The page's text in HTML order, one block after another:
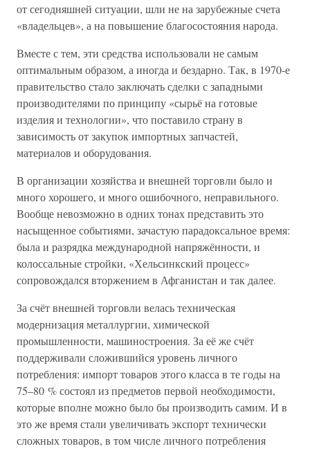
от сегодняшней ситуации, шли не на зарубежные счета
«владельцев», а на повышение благосостояния народа.
Вместе с тем, эти средства использовали не самым
оптимальным образом, а иногда и бездарно. Так, в 1970-е
правительство стало заключать сделки с западными
производителями по принципу «сырьё на готовые
изделия и технологии», что поставило страну в
зависимость от закупок импортных запчастей,
материалов и оборудования.
В организации хозяйства и внешней торговли было и
много хорошего, и много ошибочного, неправильного.
Вообще невозможно в одних тонах представить это
насыщенное событиями, зачастую парадоксальное время:
была и разрядка международной напряжённости, и
колоссальные стройки, «Хельсинкский процесс»
сопровождался вторжением в Афганистан и так далее.
За счёт внешней торговли велась техническая
модернизация металлургии, химической
промышленности, машиностроения. За её же счёт
поддерживали сложившийся уровень личного
потребления: импорт товаров этого класса в те годы на
75–80 % состоял из предметов первой необходимости,
которые вполне можно было бы производить самим. И в
это же время стали увеличивать экспорт технически
сложных товаров, в том числе личного потребления